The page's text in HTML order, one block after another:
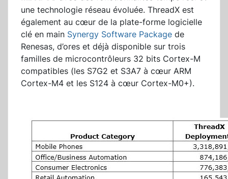
une technologie réseau évoluée. ThreadX est
également au cœur de la plate-forme logicielle
clé en main Synergy Software Package de
Renesas, d’ores et déjà disponible sur trois
familles de microcontrôleurs 32 bits Cortex-M
compatibles (les S7G2 et S3A7 à cœur ARM
Cortex-M4 et les S124 à cœur Cortex-M0+).